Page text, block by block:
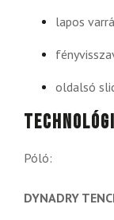
lapos
oldalsó
Póló:
DYNADRY